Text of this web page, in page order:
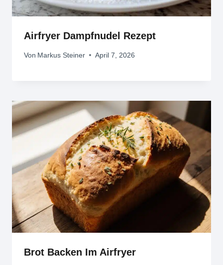
Airfryer Dampfnudel Rezept
Von Markus Steiner April 7, 2026
Brot Backen Im Airfryer